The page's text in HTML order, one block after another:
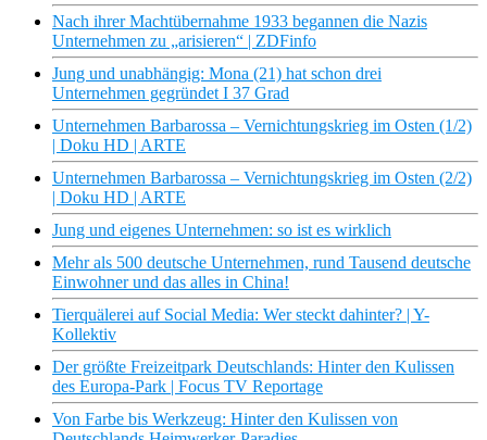
Nach ihrer Machtübernahme 1933 begannen die Nazis
Unternehmen zu „arisieren“ | ZDFinfo
Jung und unabhängig: Mona (21) hat schon drei
Unternehmen gegründet I 37 Grad
Unternehmen Barbarossa – Vernichtungskrieg im Osten (1/2)
| Doku HD | ARTE
Unternehmen Barbarossa – Vernichtungskrieg im Osten (2/2)
| Doku HD | ARTE
Jung und eigenes Unternehmen: so ist es wirklich
Mehr als 500 deutsche Unternehmen, rund Tausend deutsche
Einwohner und das alles in China!
Tierquälerei auf Social Media: Wer steckt dahinter? | Y-
Kollektiv
Der größte Freizeitpark Deutschlands: Hinter den Kulissen
des Europa-Park | Focus TV Reportage
Von Farbe bis Werkzeug: Hinter den Kulissen von